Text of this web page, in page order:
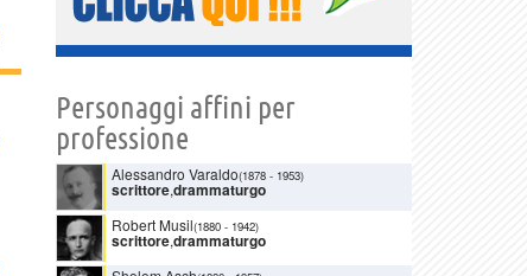
Personaggi affini per
professione
Alessandro Varaldo(1878 - 1953)
scrittore,drammaturgo
Robert Musil(1880 - 1942)
scrittore,drammaturgo